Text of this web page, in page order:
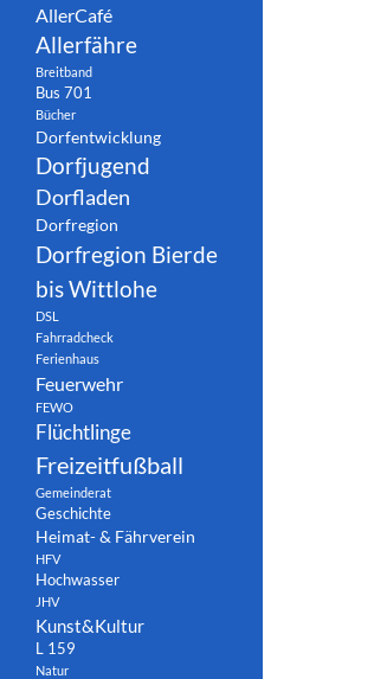
AllerCafé
Allerfähre
Breitband
Bus 701
Bücher
Dorfentwicklung
Dorfjugend
Dorfladen
Dorfregion
Dorfregion Bierde
bis Wittlohe
DSL
Fahrradcheck
Ferienhaus
Feuerwehr
FEWO
Flüchtlinge
Freizeitfußball
Gemeinderat
Geschichte
Heimat- & Fährverein
HFV
Hochwasser
JHV
Kunst&Kultur
L 159
Natur